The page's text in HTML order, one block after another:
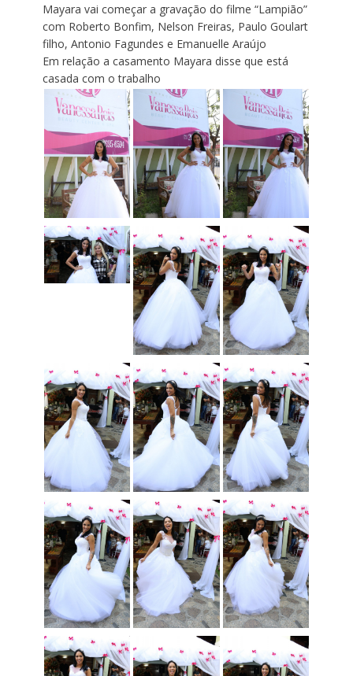
Mayara vai começar a gravação do filme “Lampião”
com Roberto Bonfim, Nelson Freiras, Paulo Goulart
filho, Antonio Fagundes e Emanuelle Araújo
Em relação a casamento Mayara disse que está
casada com o trabalho